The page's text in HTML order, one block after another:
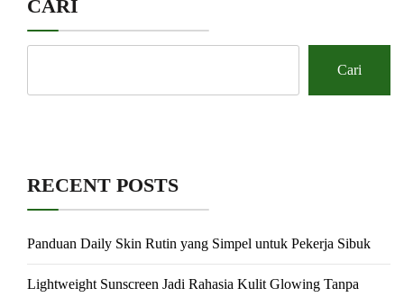
CARI
Cari
RECENT POSTS
Panduan Daily Skin Rutin yang Simpel untuk Pekerja Sibuk
Lightweight Sunscreen Jadi Rahasia Kulit Glowing Tanpa